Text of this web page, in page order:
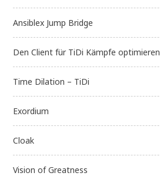
Ansiblex Jump Bridge
Den Client für TiDi Kämpfe optimieren
Time Dilation – TiDi
Exordium
Cloak
Vision of Greatness